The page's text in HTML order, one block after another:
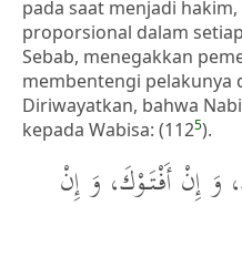
pada saat menjadi
proporsional dalam
Sebab, menegakkan
membentengi pelakunya
Diriwayatkan, bahwa
kepada Wabisa: (1125).
إِنْ أَفْتَوْكَ، وَ إِنْ